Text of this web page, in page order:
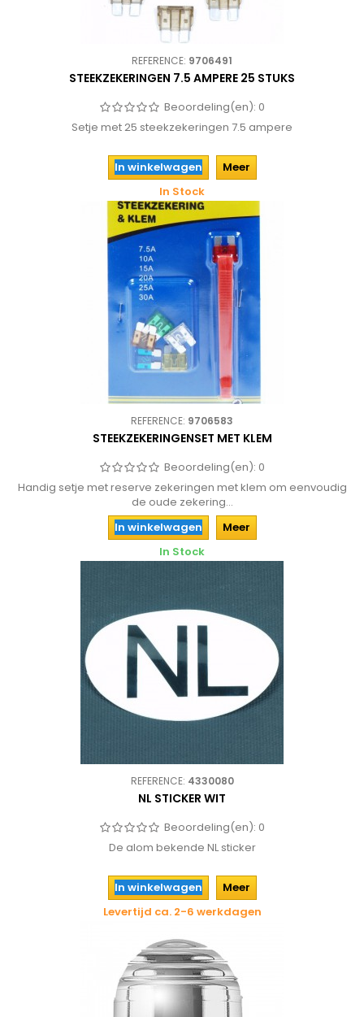
REFERENCE: 9706491
STEEKZEKERINGEN 7.5 AMPERE 25 STUKS
Beoordeling(en): 0
Setje met 25 steekzekeringen 7.5 ampere
In winkelwagen
Meer
In Stock
REFERENCE: 9706583
STEEKZEKERINGENSET MET KLEM
Beoordeling(en): 0
Handig setje met reserve zekeringen met klem om eenvoudig
de oude zekering...
In winkelwagen
Meer
In Stock
REFERENCE: 4330080
NL STICKER WIT
Beoordeling(en): 0
De alom bekende NL sticker
In winkelwagen
Meer
Levertijd ca. 2-6 werkdagen